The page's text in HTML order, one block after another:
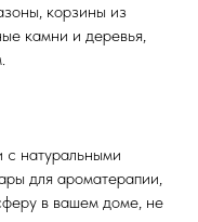
корзины из
камни и деревья,
с натуральными
для ароматерапии,
в вашем доме, не